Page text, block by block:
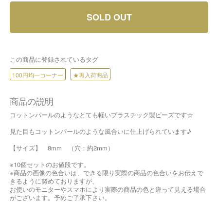
SOLD OUT
この商品に登録されているタグ
100円均一コーナー ★再入荷商品
商品の説明
コットンパールのようなとても軽いプラスチック製ビーズです☆
見た目もコットンパールのような風合いに仕上げられています♪
【サイズ】 8mm （穴：約2mm）
※10個セットのお値段です。
※商品の画像の色合いは、できる限り実際の商品の色合いをお伝えで
きるように努めておりますが、
お使いのモニターやスマホにより実際の商品の色と違って見える場合
がございます。予めご了承下さい。